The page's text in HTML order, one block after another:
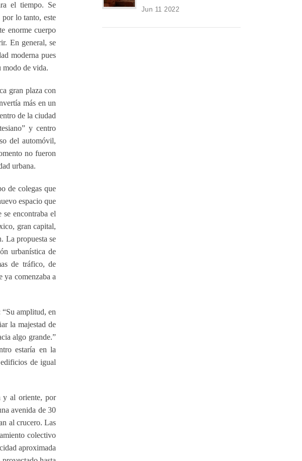
el tiempo. Se
lo tanto, este
enorme cuerpo
En general, se
moderna pues
modo de vida.
gran plaza con
más en un
de la ciudad
y centro
del automóvil,
no fueron
urbana.
de colegas que
espacio que
encontraba el
gran capital,
La propuesta se
urbanística de
de tráfico, de
ya comenzaba a
amplitud, en
la majestad de
algo grande.”
estaría en la
de igual
y al oriente, por
avenida de 30
al crucero. Las
colectivo
aproximada
Jun 11 2022